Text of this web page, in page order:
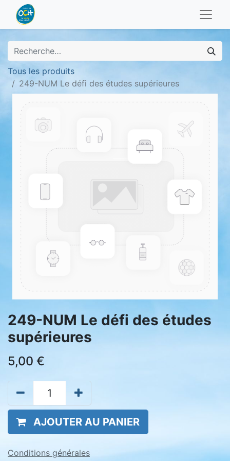
Tous les produits
249-NUM Le défi des études supérieures
249-NUM Le défi des études
supérieures
5,00 €
AJOUTER AU PANIER
Conditions générales